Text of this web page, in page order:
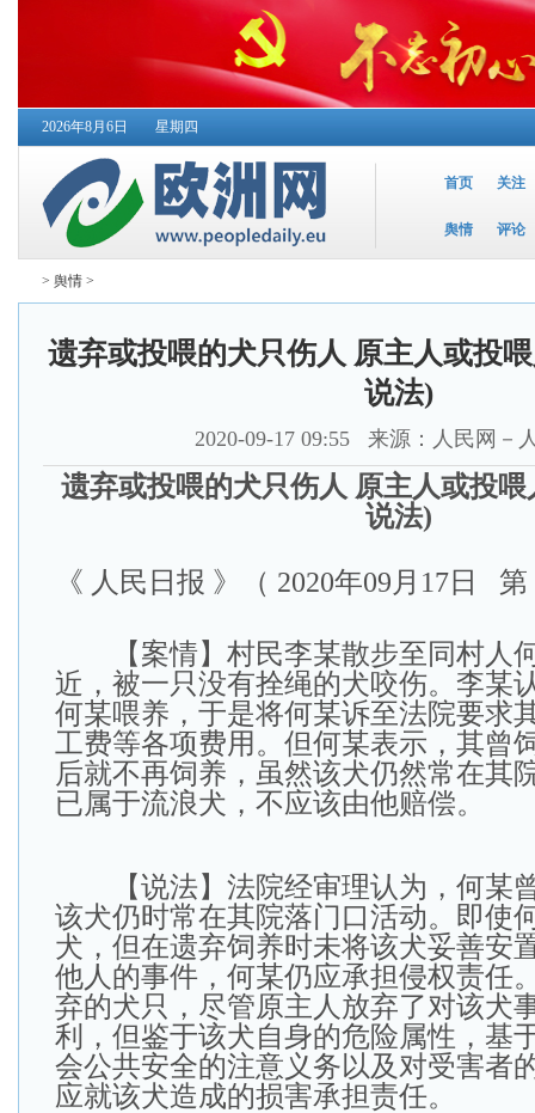
2026年8月6日 星期四
首页 关注
舆情 评论
> 舆情 >
遗弃或投喂的犬只伤人 原主人或投
说法)
2020-09-17 09:55 来源：人民网－
遗弃或投喂的犬只伤人 原主人或投
说法)
《 人民日报 》（ 2020年09月17日 第
【案情】村民李某散步至同村人
近，被一只没有拴绳的犬咬伤。李某
何某喂养，于是将何某诉至法院要求
工费等各项费用。但何某表示，其曾
后就不再饲养，虽然该犬仍然常在其
已属于流浪犬，不应该由他赔偿。
【说法】法院经审理认为，何某
该犬仍时常在其院落门口活动。即使
犬，但在遗弃饲养时未将该犬妥善安
他人的事件，何某仍应承担侵权责任
弃的犬只，尽管原主人放弃了对该犬
利，但鉴于该犬自身的危险属性，基
会公共安全的注意义务以及对受害者
应就该犬造成的损害承担责任。